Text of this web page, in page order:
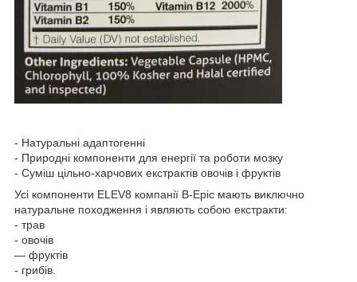
- Натуральні адаптогенні
- Природні компоненти для енергії та роботи мозку
- Суміш цільно-харчових екстрактів овочів і фруктів
Усі компоненти ELEV8 компанії B-Epic мають виключно
натуральне походження і являють собою екстракти:
- трав
- овочів
— фруктів
- грибів.